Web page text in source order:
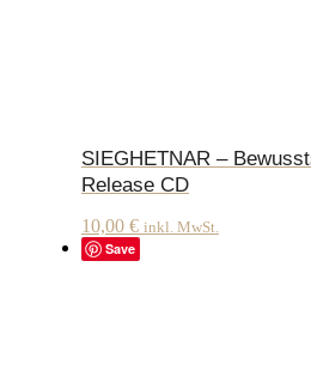
SIEGHETNAR –
Release CD
10,00 € inkl. MwSt.
Save